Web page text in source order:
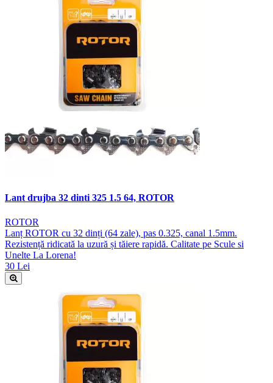
Lant drujba 32 dinti 325 1.5 64, ROTOR
ROTOR
Lanț ROTOR cu 32 dinți (64 zale), pas 0.325, canal 1.5mm.
Rezistență ridicată la uzură și tăiere rapidă. Calitate pe Scule si
Unelte La Lorena!
30 Lei